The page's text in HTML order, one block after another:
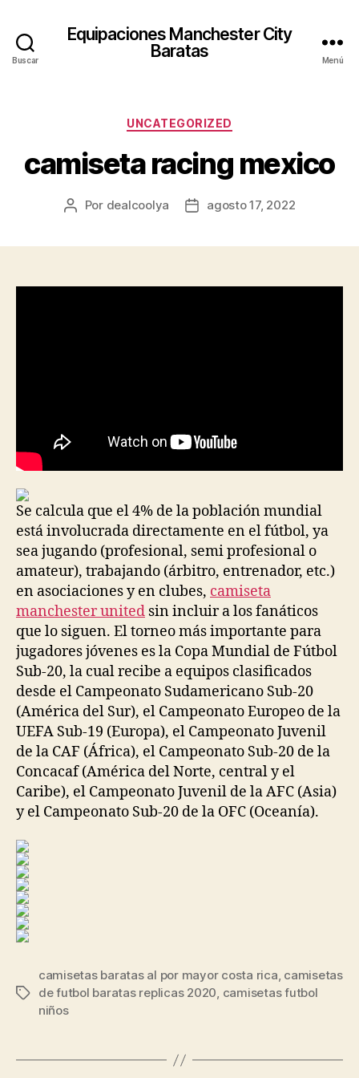
Buscar
Equipaciones Manchester City
Baratas
Menú
Categorías
UNCATEGORIZED
camiseta racing mexico
Autor
Por dealcoolya
Fechaagosto 17, 2022
Se calcula que el 4% de la población mundial
está involucrada directamente en el fútbol, ya
sea jugando (profesional, semi profesional o
amateur), trabajando (árbitro, entrenador, etc.)
en asociaciones y en clubes, camiseta
manchester united sin incluir a los fanáticos
que lo siguen. El torneo más importante para
jugadores jóvenes es la Copa Mundial de Fútbol
Sub-20, la cual recibe a equipos clasificados
desde el Campeonato Sudamericano Sub-20
(América del Sur), el Campeonato Europeo de la
UEFA Sub-19 (Europa), el Campeonato Juvenil
de la CAF (África), el Campeonato Sub-20 de la
Concacaf (América del Norte, central y el
Caribe), el Campeonato Juvenil de la AFC (Asia)
y el Campeonato Sub-20 de la OFC (Oceanía).
Etiquetas
camisetas baratas al por mayor costa rica, camisetas
de futbol baratas replicas 2020, camisetas futbol
niños